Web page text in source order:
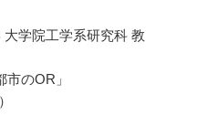
学院工学系研究科 教
のOR」